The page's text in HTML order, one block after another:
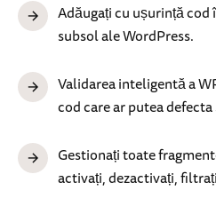
Adăugați cu ușurință cod
subsol ale WordPress.
Validarea inteligentă a
cod care ar putea
Gestionați toate
activați, dezactivați,